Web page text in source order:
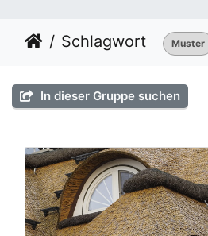
Schlagwort Muster
In dieser Gruppe suchen